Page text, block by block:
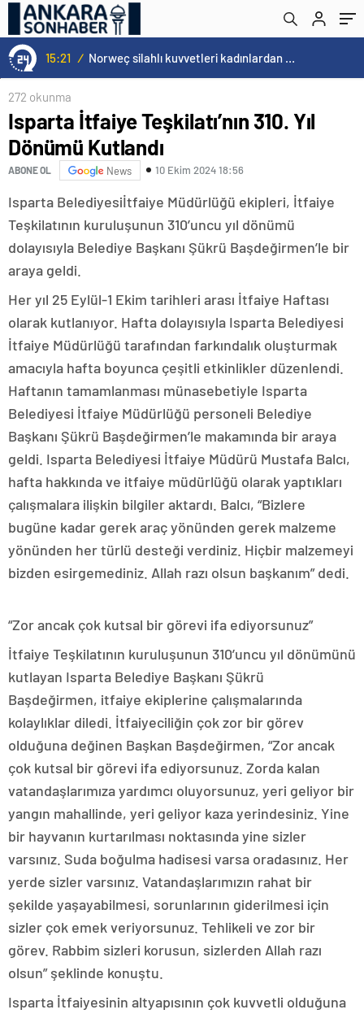
15:20 /
272 okunma
Isparta İtfaiye Teşkilatı’nın 310. Yıl
Dönümü Kutlandı
ABONE OL News 10 Ekim 2024 18:56
Isparta Belediyesiİtfaiye Müdürlüğü ekipleri, İtfaiye
Teşkilatının kuruluşunun 310’uncu yıl dönümü
dolayısıyla Belediye Başkanı Şükrü Başdeğirmen’le bir
araya geldi.
Her yıl 25 Eylül-1 Ekim tarihleri arası İtfaiye Haftası
olarak kutlanıyor. Hafta dolayısıyla Isparta Belediyesi
İtfaiye Müdürlüğü tarafından farkındalık oluşturmak
amacıyla hafta boyunca çeşitli etkinlikler düzenlendi.
Haftanın tamamlanması münasebetiyle Isparta
Belediyesi İtfaiye Müdürlüğü personeli Belediye
Başkanı Şükrü Başdeğirmen’le makamında bir araya
geldi. Isparta Belediyesi İtfaiye Müdürü Mustafa Balcı,
hafta hakkında ve itfaiye müdürlüğü olarak yaptıkları
çalışmalara ilişkin bilgiler aktardı. Balcı, “Bizlere
bugüne kadar gerek araç yönünden gerek malzeme
yönünden her türlü desteği verdiniz. Hiçbir malzemeyi
bizden esirgemediniz. Allah razı olsun başkanım” dedi.
“Zor ancak çok kutsal bir görevi ifa ediyorsunuz”
İtfaiye Teşkilatının kuruluşunun 310’uncu yıl dönümünü
kutlayan Isparta Belediye Başkanı Şükrü
Başdeğirmen, itfaiye ekiplerine çalışmalarında
kolaylıklar diledi. İtfaiyeciliğin çok zor bir görev
olduğuna değinen Başkan Başdeğirmen, “Zor ancak
çok kutsal bir görevi ifa ediyorsunuz. Zorda kalan
vatandaşlarımıza yardımcı oluyorsunuz, yeri geliyor bir
yangın mahallinde, yeri geliyor kaza yerindesiniz. Yine
bir hayvanın kurtarılması noktasında yine sizler
varsınız. Suda boğulma hadisesi varsa oradasınız. Her
yerde sizler varsınız. Vatandaşlarımızın rahat bir
şekilde yaşayabilmesi, sorunlarının giderilmesi için
sizler çok emek veriyorsunuz. Tehlikeli ve zor bir
görev. Rabbim sizleri korusun, sizlerden Allah razı
olsun” şeklinde konuştu.
Isparta İtfaiyesinin altyapısının çok kuvvetli olduğuna